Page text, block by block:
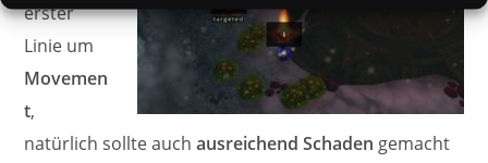
erster
Linie um
Movemen
t,
natürlich sollte auchausreichend Schaden gemacht